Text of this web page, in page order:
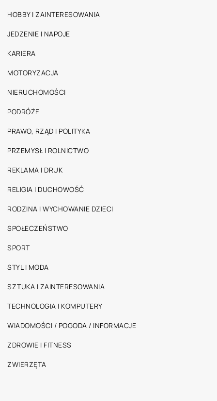
HOBBY I ZAINTERESOWANIA
JEDZENIE I NAPOJE
KARIERA
MOTORYZACJA
NIERUCHOMOŚCI
PODRÓŻE
PRAWO, RZĄD I POLITYKA
PRZEMYSŁ I ROLNICTWO
REKLAMA I DRUK
RELIGIA I DUCHOWOŚĆ
RODZINA I WYCHOWANIE DZIECI
SPOŁECZEŃSTWO
SPORT
STYL I MODA
SZTUKA I ZAINTERESOWANIA
TECHNOLOGIA I KOMPUTERY
WIADOMOŚCI / POGODA / INFORMACJE
ZDROWIE I FITNESS
ZWIERZĘTA